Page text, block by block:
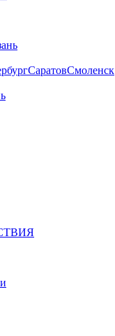
СаратовСмоленск